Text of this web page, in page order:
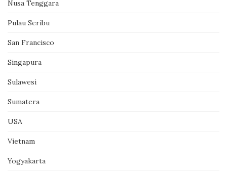
Nusa Tenggara
Pulau Seribu
San Francisco
Singapura
Sulawesi
Sumatera
USA
Vietnam
Yogyakarta